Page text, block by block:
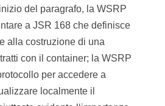
del paragrafo, la WSRP
a JSR 168 che definisce
alla costruzione di una
con il container; la WSRP
per accedere a
localmente il